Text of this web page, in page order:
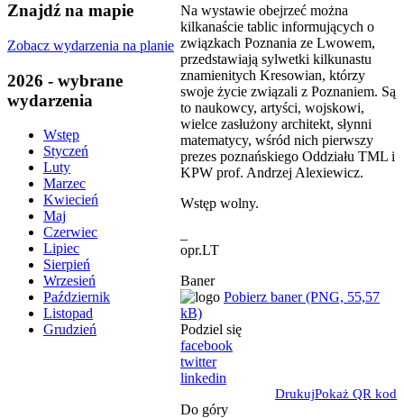
Znajdź na mapie
Zobacz wydarzenia na planie
2026 - wybrane
wydarzenia
Wstęp
Styczeń
Luty
Marzec
Kwiecień
Maj
Czerwiec
Lipiec
Sierpień
Wrzesień
Październik
Listopad
Grudzień
Na wystawie obejrzeć można
kilkanaście tablic informujących o
związkach Poznania ze Lwowem,
przedstawiają sylwetki kilkunastu
znamienitych Kresowian, którzy
swoje życie związali z Poznaniem. Są
to naukowcy, artyści, wojskowi,
wielce zasłużony architekt, słynni
matematycy, wśród nich pierwszy
prezes poznańskiego Oddziału TML i
KPW prof. Andrzej Alexiewicz.
Wstęp wolny.
opr.LT
Baner
Pobierz baner (PNG, 55,57
kB)
Podziel się
facebook
twitter
linkedin
DrukujPokaż QR kod
Do góry